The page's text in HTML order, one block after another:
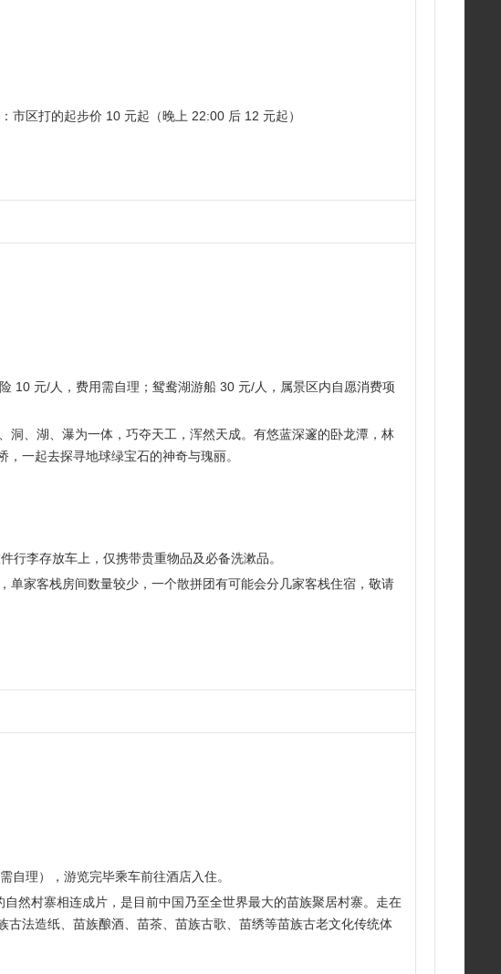
区打的起步价 10 元起（晚上 22:00 后 12 元起）
10 元/人，费用需自理；鸳鸯湖游船 30 元/人，属景区内自愿消费项
、湖、瀑为一体，巧夺天工，浑然天成。有悠蓝深邃的卧龙潭，林
一起去探寻地球绿宝石的神奇与瑰丽。
李存放车上，仅携带贵重物品及必备洗漱品。
家客栈房间数量较少，一个散拼团有可能会分几家客栈住宿，敬请
自理），游览完毕乘车前往酒店入住。
然村寨相连成片，是目前中国乃至全世界最大的苗族聚居村寨。走在
法造纸、苗族酿酒、苗茶、苗族古歌、苗绣等苗族古老文化传统体